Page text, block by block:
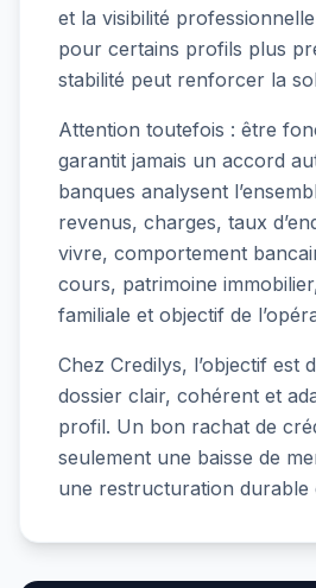
et la visibilité
pour certains profils plus
stabilité peut renforcer la
Attention toutefois : être
garantit jamais un accord
banques analysent
revenus, charges, taux
vivre, comportement
cours, patrimoine
familiale et objectif de
Chez Credilys, l’objectif est
dossier clair, cohérent et
profil. Un bon rachat de
seulement une baisse de
une restructuration durable